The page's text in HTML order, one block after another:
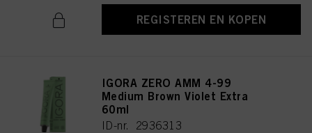
REGISTEREN EN KOPEN
IGORA ZERO AMM 4-99
Medium Brown Violet Extra
60ml
ID-nr. 2936313